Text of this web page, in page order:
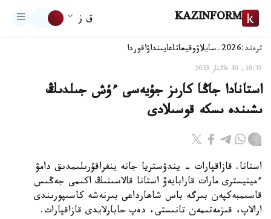
KAZINFORM ق ز
ترەند:2026-سايلاۋ وقيعاتاعايىنداۋاقوردا
10:35, 30 قاڭتار 2023
استانادا جاڭا كارىز جۇيەسى ءۇش جىلدىڭ
ىشىندە ىسكە قوسىلادى
استانا. قازاقپارات - يندۋستريا جانە ينفراقۇرىلىمدىق دامۋ
ءمينيسترى مارات قارابايەۆ استانا قالاسىنىڭ اكىمى جەڭىس
قاسىمبەكپەن بىرگە باس شاھارداعى بىرنەشە كاسىپورىندى
ارالاپ، قىزمەتىمەن تانىستى، دەپ حابارلايدى قازاقپارات.